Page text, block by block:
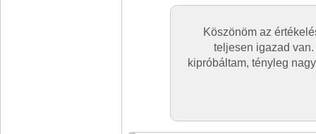
Köszönöm az
teljesen igazad
kipróbáltam, tényleg